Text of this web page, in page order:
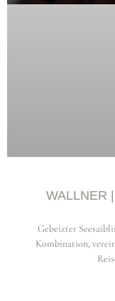
WALLNER
Gebeizter
Kombination,